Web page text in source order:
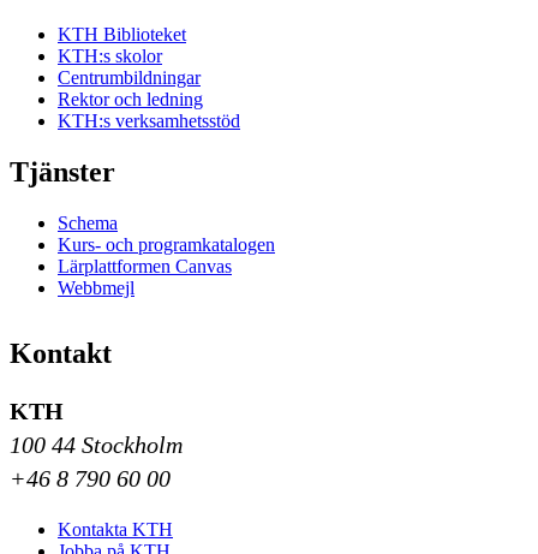
KTH Biblioteket
KTH:s skolor
Centrumbildningar
Rektor och ledning
KTH:s verksamhetsstöd
Tjänster
Schema
Kurs- och programkatalogen
Lärplattformen Canvas
Webbmejl
Kontakt
KTH
100 44 Stockholm
+46 8 790 60 00
Kontakta KTH